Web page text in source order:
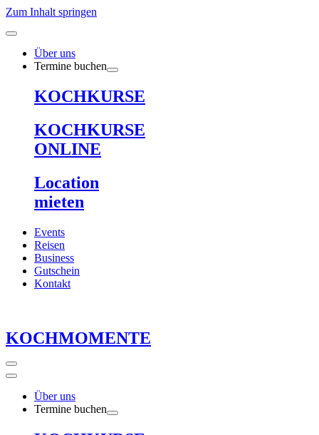
Zum Inhalt springen
Über uns
Termine buchen
KOCHKURSE
KOCHKURSE
ONLINE
Location
mieten
Events
Reisen
Business
Gutschein
Kontakt
KOCHMOMENTE
Über uns
Termine buchen